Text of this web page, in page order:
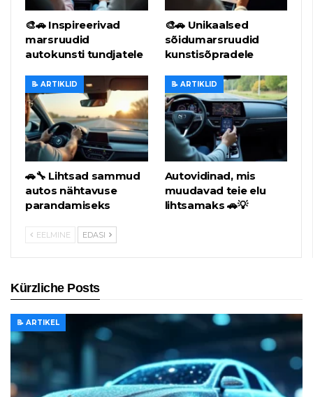
🎨🚗 Inspireerivad
marsruudid
autokunsti tundjatele
🎨🚗 Unikaalsed
sõidumarsruudid
kunstisõpradele
📝 ARTIKLID
🚗🔧 Lihtsad sammud
autos nähtavuse
parandamiseks
📝 ARTIKLID
Autovidinad, mis
muudavad teie elu
lihtsamaks 🚗💡
EELMINE EDASI
Kürzliche Posts
📝 ARTIKEL